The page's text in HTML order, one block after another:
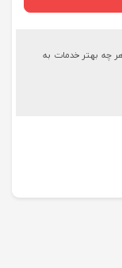
چه بهتر خدمات به